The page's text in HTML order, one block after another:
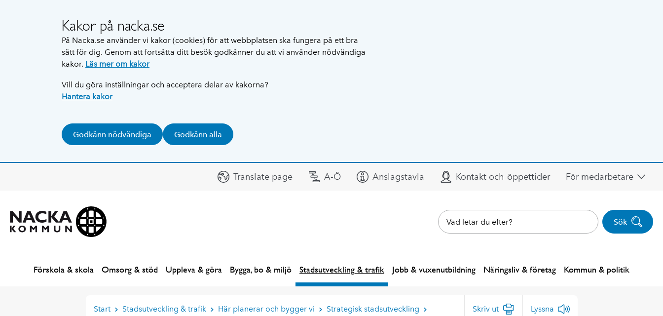
Kakor på nacka.se
På Nacka.se använder vi kakor (cookies) för att webbplatsen ska fungera på ett bra
sätt för dig. Genom att fortsätta ditt besök godkänner du att vi använder nödvändiga
kakor. Läs mer om kakor
Vill du göra inställningar och acceptera delar av kakorna?
Hantera kakor
Godkänn nödvändiga Godkänn alla
Translate page A-Ö Anslagstavla Kontakt och öppettider För medarbetare
Sök
Förskola & skola Omsorg & stöd Uppleva & göra Bygga, bo & miljö Stadsutveckling & trafik Jobb & vuxenutbildning Näringsliv & företag Kommun & politik
Start Stadsutveckling & trafik Här planerar och bygger vi
Strategisk stadsutveckling
Skriv ut Lyssna